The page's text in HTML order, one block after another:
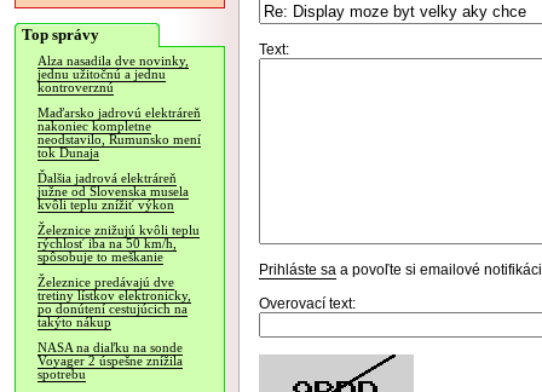
Top správy
Alza nasadila dve novinky,
jednu užitočnú a jednu
kontroverznú
Maďarsko jadrovú elektráreň
nakoniec kompletne
neodstavilo, Rumunsko mení
tok Dunaja
Ďalšia jadrová elektráreň
južne od Slovenska musela
kvôli teplu znížiť výkon
Železnice znižujú kvôli teplu
rýchlosť iba na 50 km/h,
spôsobuje to meškanie
Železnice predávajú dve
tretiny lístkov elektronicky,
po donútení cestujúcich na
takýto nákup
NASA na diaľku na sonde
Voyager 2 úspešne znížila
spotrebu
Text:
Prihláste sa a povoľte si emailové
Overovací text: